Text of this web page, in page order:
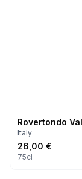
Rovertondo
Italy
26,00 €
75cl